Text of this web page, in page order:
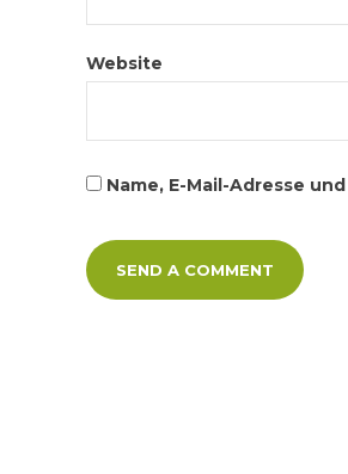
Website
Name, E-Mail-Adresse